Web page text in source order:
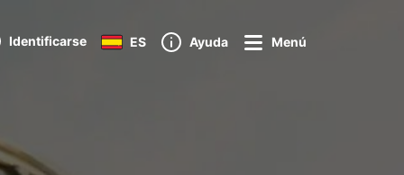
Identificarse ES Ayuda Menú